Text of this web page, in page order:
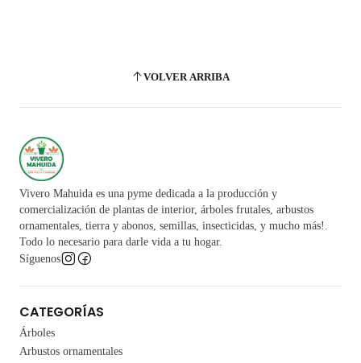
VOLVER ARRIBA
Vivero Mahuida es una pyme dedicada a la producción y
comercialización de plantas de interior, árboles frutales, arbustos
ornamentales, tierra y abonos, semillas, insecticidas, y mucho más!.
Todo lo necesario para darle vida a tu hogar.
Síguenos
CATEGORÍAS
Árboles
Arbustos ornamentales